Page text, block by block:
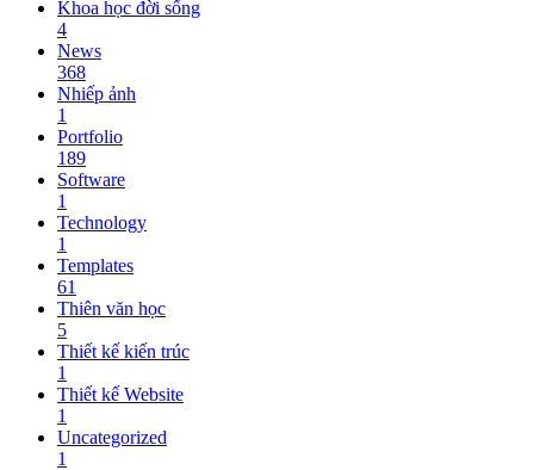
Khoa học đời sống
4
News
368
Nhiếp ảnh
1
Portfolio
189
Software
1
Technology
1
Templates
61
Thiên văn học
5
Thiết kế kiến trúc
1
Thiết kế Website
1
Uncategorized
1